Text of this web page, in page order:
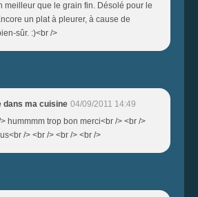
meilleur que le grain fin. Désolé pour le
un plat à pleurer, à cause de
sûr. :)<br />
dans ma cuisine 04/09/2011 14:49
hummmm trop bon merci<br /> <br />
/> <br /> <br /> <br />